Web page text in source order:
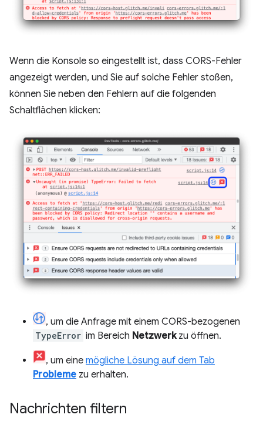
Wenn die Konsole so eingestellt ist, dass CORS-Fehler
angezeigt werden, und Sie auf solche Fehler stoßen,
können Sie neben den Fehlern auf die folgenden
Schaltflächen klicken:
, um die Anfrage mit einem CORS-bezogenen
TypeError im Bereich Netzwerkzu öffnen.
, um eine mögliche Lösung auf dem Tab
Probleme zu erhalten.
Nachrichten filtern